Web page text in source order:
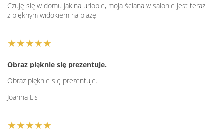
Czuję się w domu jak na urlopie, moja ściana w salonie jest teraz
z pięknym widokiem na plażę
★★★★★
Obraz pięknie się prezentuje.
Obraz pięknie się prezentuje.
Joanna Lis
★★★★★